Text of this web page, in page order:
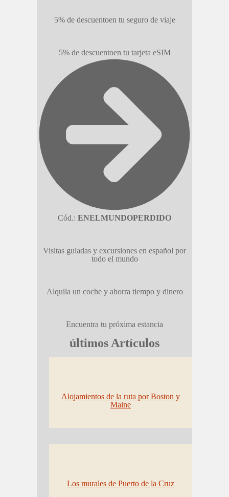
5% de descuentoen tu seguro de viaje
5% de descuentoen tu tarjeta eSIM
Cód.: ENELMUNDOPERDIDO
Visitas guiadas y excursiones en español por
todo el mundo
Alquila un coche y ahorra tiempo y dinero
Encuentra tu próxima estancia
últimos Artículos
Alojamientos de la ruta por Boston y
Maine
Los murales de Puerto de la Cruz